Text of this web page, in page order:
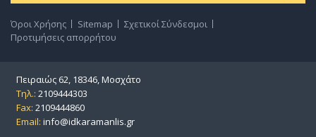
Όροι Χρήσης Sitemap
Σχετικοί Σύνδεσμοι
Προτιμήσεις απορρήτου
Πειραιώς 62, 18346, Μοσχάτο
Τηλ.: 2109444303
Fax: 2109444860
Email: info@idkaramanlis.gr